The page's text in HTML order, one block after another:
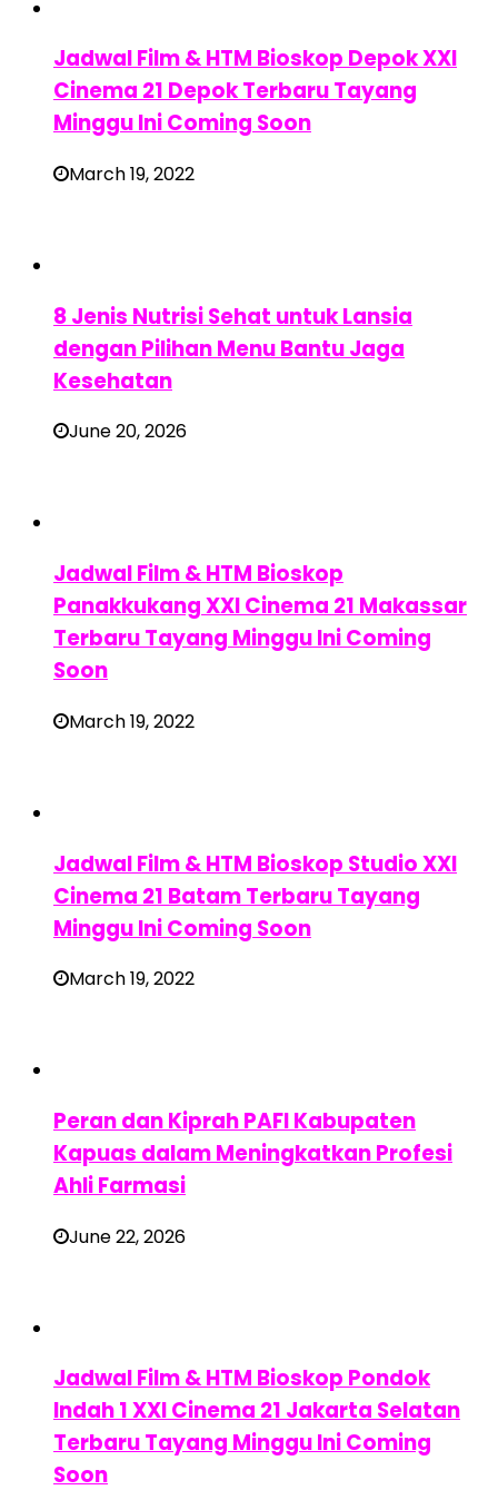
Jadwal Film & HTM Bioskop Depok XXI
Cinema 21 Depok Terbaru Tayang
Minggu Ini Coming Soon
March 19, 2022
8 Jenis Nutrisi Sehat untuk Lansia
dengan Pilihan Menu Bantu Jaga
Kesehatan
June 20, 2026
Jadwal Film & HTM Bioskop
Panakkukang XXI Cinema 21 Makassar
Terbaru Tayang Minggu Ini Coming
Soon
March 19, 2022
Jadwal Film & HTM Bioskop Studio XXI
Cinema 21 Batam Terbaru Tayang
Minggu Ini Coming Soon
March 19, 2022
Peran dan Kiprah PAFI Kabupaten
Kapuas dalam Meningkatkan Profesi
Ahli Farmasi
June 22, 2026
Jadwal Film & HTM Bioskop Pondok
Indah 1 XXI Cinema 21 Jakarta Selatan
Terbaru Tayang Minggu Ini Coming
Soon